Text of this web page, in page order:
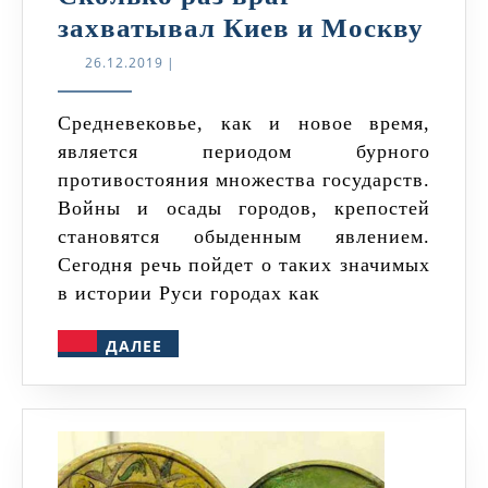
захватывал Киев и Москву
Киев
и
26.12.2019 26.12.2019
|
Средневековье, как и новое время,
является периодом бурного
противостояния множества государств.
Войны и осады городов, крепостей
становятся обыденным явлением.
Сегодня речь пойдет о таких значимых
в истории Руси городах как
ДАЛЕЕ